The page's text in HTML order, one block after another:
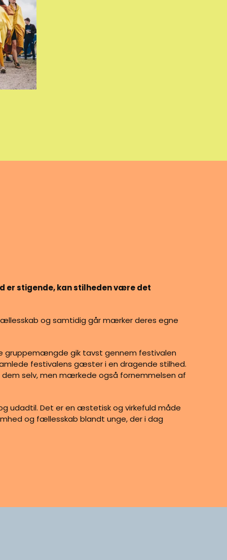
er stigende, kan stilheden være det
og samtidig går mærker deres egne
gruppemængde gik tavst gennem festivalen
festivalens gæster i en dragende stilhed.
selv, men mærkede også fornemmelsen af
udadtil. Det er en æstetisk og virkefuld måde
og fællesskab blandt unge, der i dag